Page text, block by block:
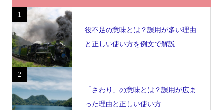
1
役不足の意味とは？誤用が多い理由
と正しい使い方を例文で解説
2
「さわり」の意味とは？誤用が広ま
った理由と正しい使い方